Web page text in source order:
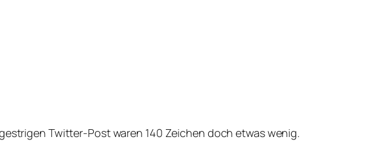
Twitter-Post waren 140 Zeichen doch etwas wenig.